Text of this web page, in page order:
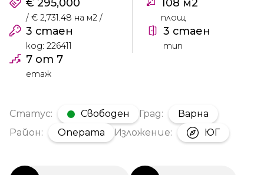
€ 295,000
/ € 2,731.48 на м2 /
108 м2
площ
3 стаен
код: 226411
3 стаен
тип
7 от 7
етаж
Статус: Свободен Град:
Варна
Район:
Операта Изложение: ЮГ